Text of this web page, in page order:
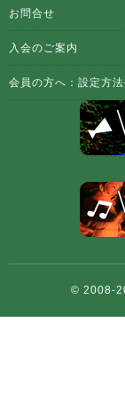
お問合せ
入会のご案内
会員の方へ：設定方
© 2008-